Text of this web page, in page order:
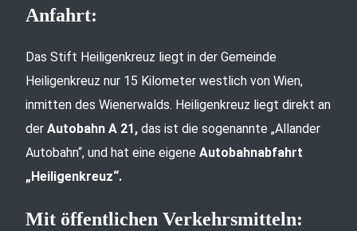
Anfahrt:
Das Stift Heiligenkreuz liegt in der Gemeinde
Heiligenkreuz nur 15 Kilometer westlich von Wien,
inmitten des Wienerwalds. Heiligenkreuz liegt direkt an
der Autobahn A 21, das ist die sogenannte „Allander
Autobahn“, und hat eine eigene Autobahnabfahrt
„Heiligenkreuz“.
Mit öffentlichen Verkehrsmitteln: